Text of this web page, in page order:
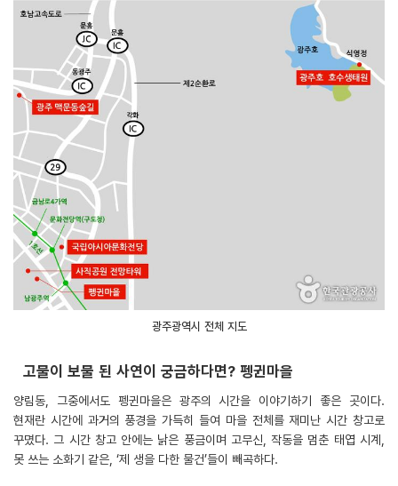
광주광역시 전체 지도
고물이 보물 된 사연이 궁금하다면? 펭귄마을
양림동, 그중에서도 펭귄마을은 광주의 시간을 이야기하기 좋은 곳이다.
현재란 시간에 과거의 풍경을 가득히 들여 마을 전체를 재미난 시간 창고로
꾸몄다. 그 시간 창고 안에는 낡은 풍금이며 고무신, 작동을 멈춘 태엽 시계,
못 쓰는 소화기 같은, ‘제 생을 다한 물건’들이 빼곡하다.